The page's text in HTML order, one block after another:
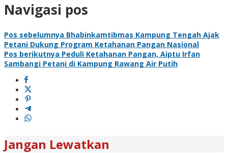
Navigasi pos
Pos sebelumnya Bhabinkamtibmas Kampung Tengah Ajak
Petani Dukung Program Ketahanan Pangan Nasional
Pos berikutnya Peduli Ketahanan Pangan, Aiptu Irfan
Sambangi Petani di Kampung Rawang Air Putih
Jangan Lewatkan